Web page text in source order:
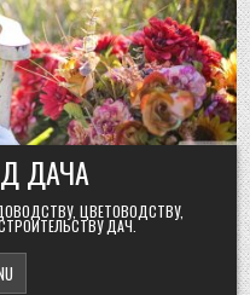
ДАЧА
ЦВЕТОВОДСТВУ,
ДАЧ.